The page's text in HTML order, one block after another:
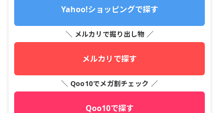
Yahoo!ショッピングで探す
＼ メルカリで掘り出し物 ／
メルカリで探す
＼ Qoo10でメガ割チェック ／
Qoo10で探す